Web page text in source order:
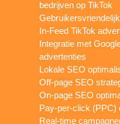
bedrijven op TikTok
In-Feed TikTok
Integratie met
advertenties
Lokale SEO
Off-page SEO
On-page SEO
Pay-per-click (PPC)
Real-time